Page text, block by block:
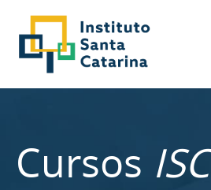
Cursos ISC